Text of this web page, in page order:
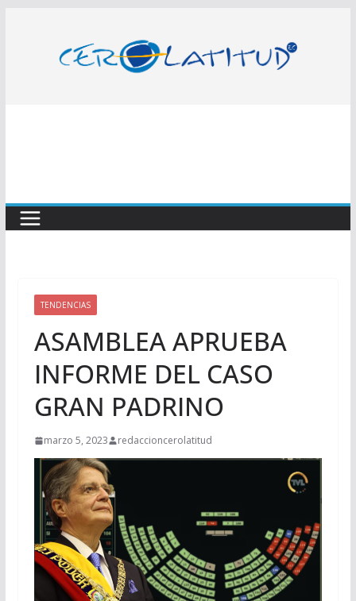
contenido
TENDENCIAS
ASAMBLEA APRUEBA
INFORME DEL CASO
GRAN PADRINO
marzo 5, 2023 redaccioncerolatitud